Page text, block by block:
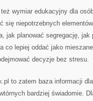
wymiar edukacyjny dla
się niepotrzebnych
jak planować segregację,
co lepiej oddać jako
decyzje bez stresu.
to zatem baza informacji
bardziej świadomie.